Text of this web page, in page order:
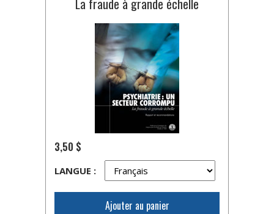
3,50 $
LANGUE :
Ajouter au panier